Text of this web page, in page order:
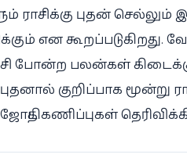
புதன் செல்லும்
என
போன்ற பலன்கள்
புதனால் குறிப்பாக
கணிப்புகள்